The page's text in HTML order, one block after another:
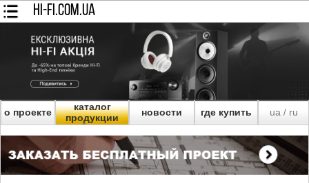
HI-FI.COM.UA
о проекте
каталог
продукции
новости где купить ua/ ru